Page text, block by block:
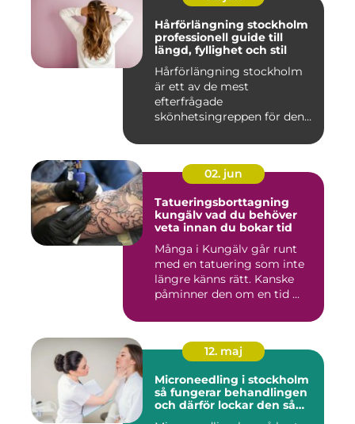
Hårförlängning stockholm
professionell guide till
längd, fyllighet och stil
Hårförlängning stockholm
är ett av de mest
efterfrågade
skönhetsingreppen för den
02. jun
Tatueringsborttagning
kungälv vad du behöver
veta innan du bokar tid
Många i Kungälv går runt
med en tatuering som inte
längre känns rätt. Kanske
påminner den om en tid ...
12. maj
Microneedling i stockholm
så fungerar behandlingen
och därför lockar den så